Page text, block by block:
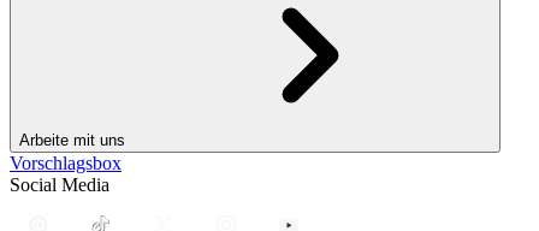
Arbeite mit uns
Vorschlagsbox
Social Media